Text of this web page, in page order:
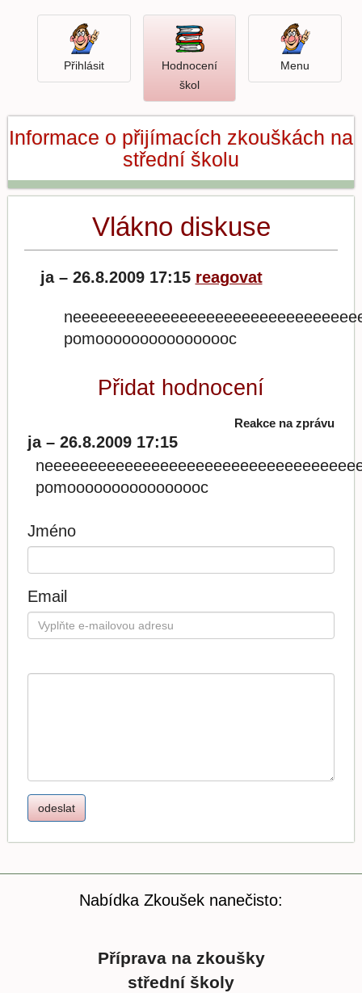
Menu
Hodnocení
školOtevři
hodnocení
PřihlásitPřihlásit
Informace o přijímacích zkouškách na
střední školu
Vlákno diskuse
ja – 26.8.2009 17:15 reagovat
pomoooooooooooooooc
Přidat hodnocení
Reakce na zprávu
ja – 26.8.2009 17:15
pomoooooooooooooooc
Jméno
Email
Nabídka Zkoušek nanečisto:
Příprava na zkoušky
střední školy